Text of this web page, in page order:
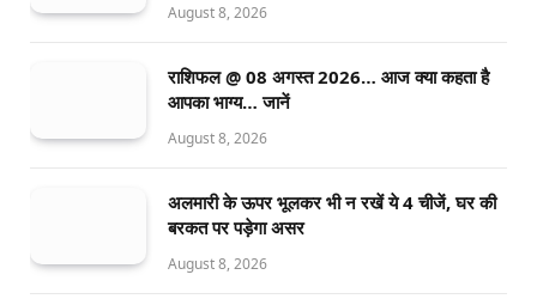
August 8, 2026
राशिफल @ 08 अगस्त 2026… आज क्या कहता है
आपका भाग्य… जानें
August 8, 2026
अलमारी के ऊपर भूलकर भी न रखें ये 4 चीजें, घर की
बरकत पर पड़ेगा असर
August 8, 2026